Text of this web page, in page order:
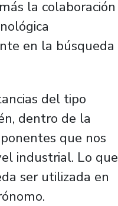
la colaboración
en la búsqueda
del tipo
dentro de la
que nos
industrial. Lo que
ser utilizada en